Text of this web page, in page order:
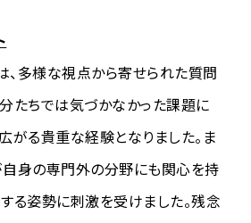
多様な視点から寄せられた質問
たちでは気づかなかった課題に
がる貴重な経験となりました。ま
自身の専門外の分野にも関心を持
る姿勢に刺激を受けました。残念